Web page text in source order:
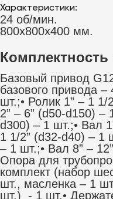
Характеристики:
24 об/мин.
800х800х400 мм.
Комплектность
Базовый привод
базового привода
шт.;• Ролик 1” – 1
2” – 6” (d50-d150) –
d300) – 1 шт.;• Вал
1 1/2” (d32-d40) – 1
– 1 шт.;• Вал 8” –
Опора для
комплект (набор
шт., масленка – 1
шт.) - 1 шт.•